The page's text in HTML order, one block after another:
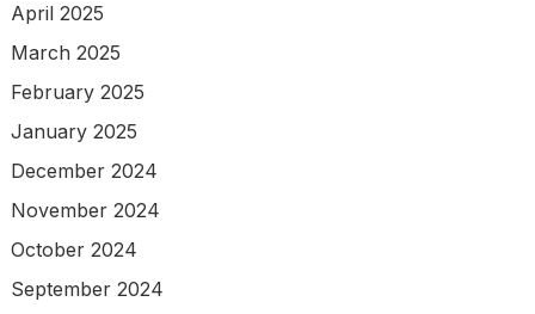
April 2025
March 2025
February 2025
January 2025
December 2024
November 2024
October 2024
September 2024